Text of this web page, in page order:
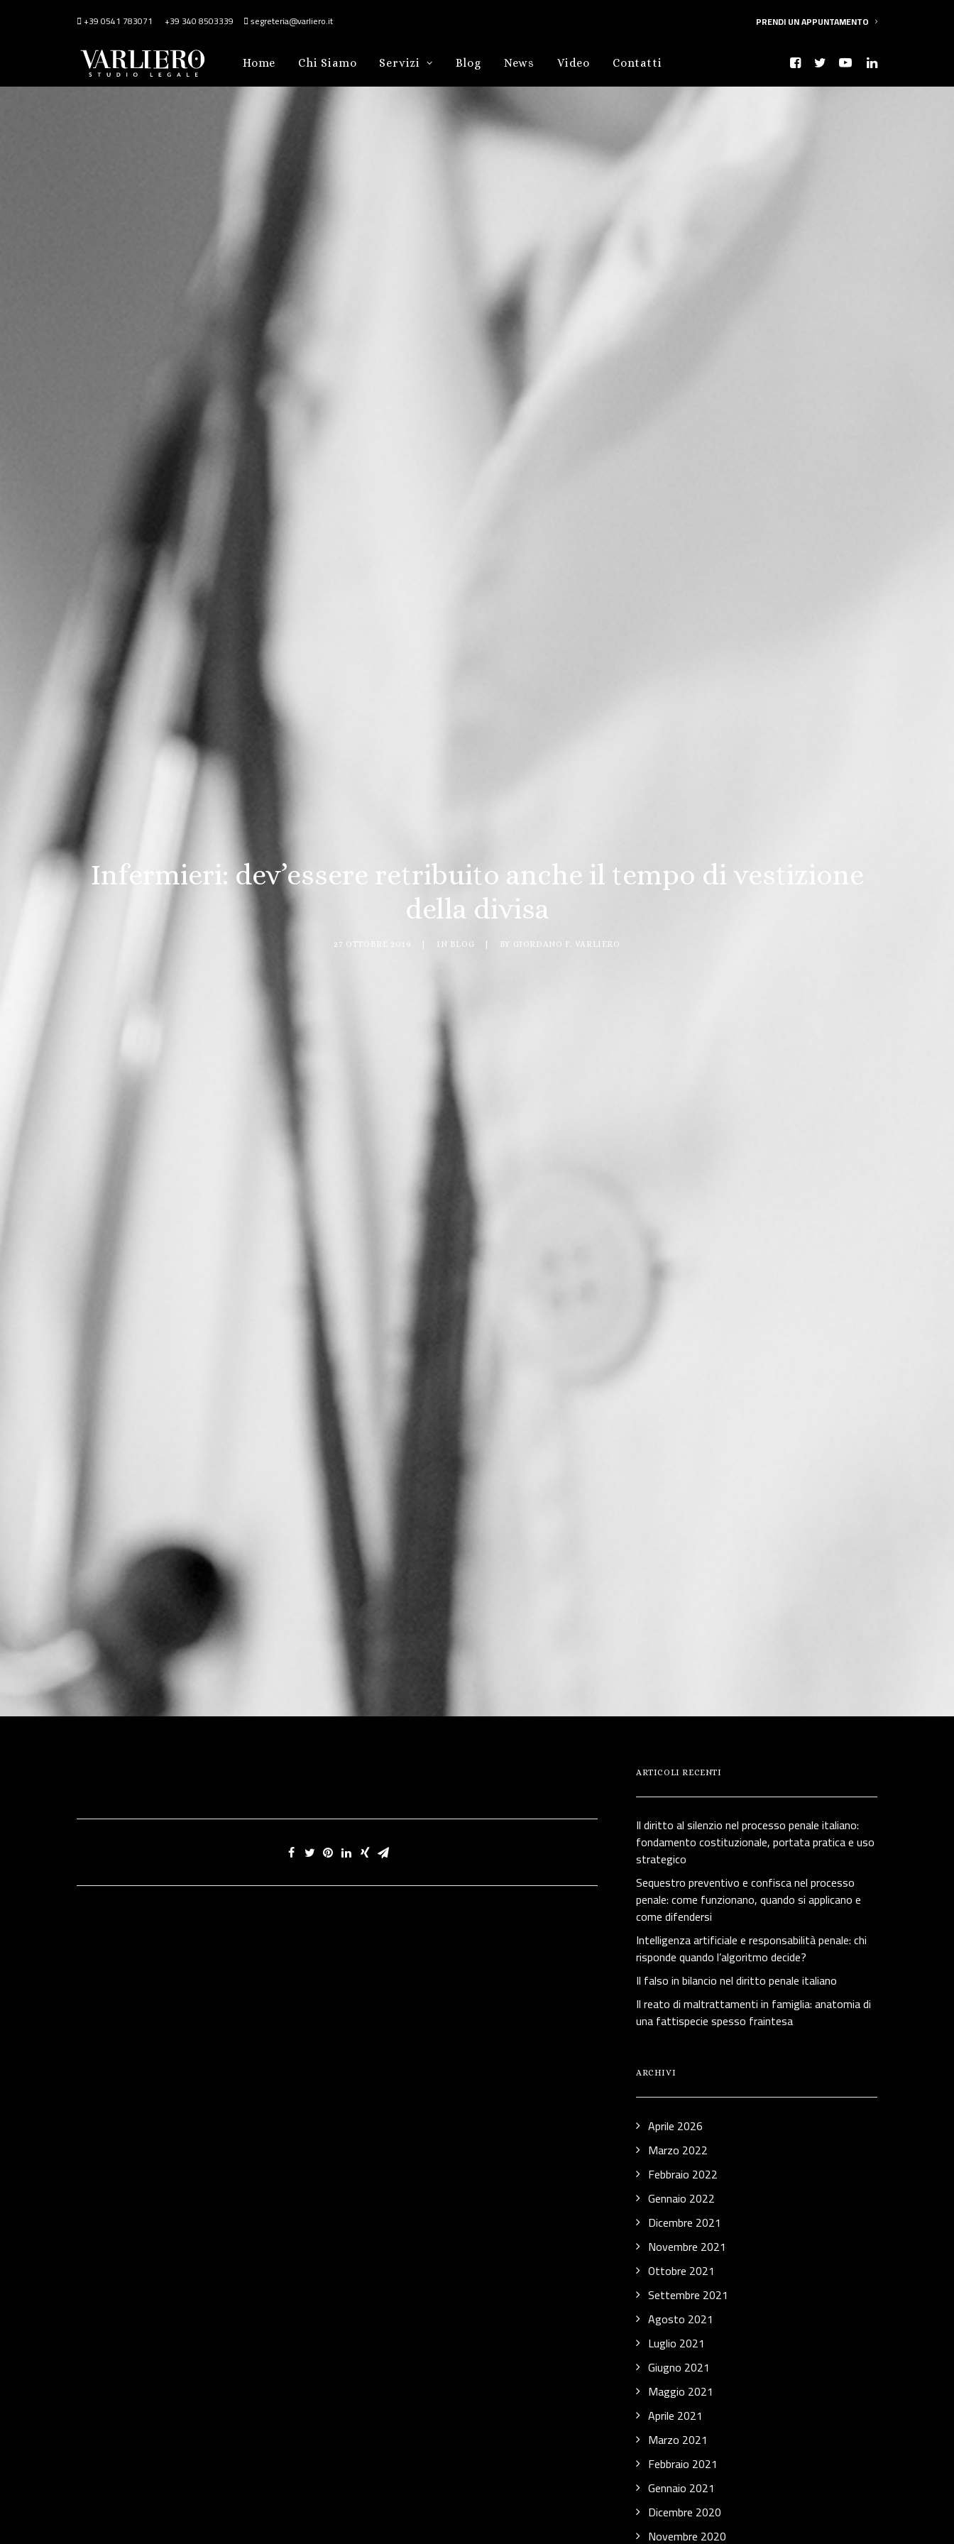
+39 0541 783071 +39 340 8503339 segreteria@varliero.it PRENDI UN APPUNTAMENTO
Home Chi Siamo Servizi Blog News Video Contatti
Infermieri: dev’essere retribuito anche il tempo di vestizione
della divisa
27 OTTOBRE 2019 IN BLOG BY GIORDANO F. VARLIERO
ARTICOLI RECENTI
Il diritto al silenzio nel processo penale italiano:
fondamento costituzionale, portata pratica e uso
strategico
Sequestro preventivo e confisca nel processo
penale: come funzionano, quando si applicano e
come difendersi
Intelligenza artificiale e responsabilità penale: chi
risponde quando l’algoritmo decide?
Il falso in bilancio nel diritto penale italiano
Il reato di maltrattamenti in famiglia: anatomia di
una fattispecie spesso fraintesa
ARCHIVI
Aprile 2026
Marzo 2022
Febbraio 2022
Gennaio 2022
Dicembre 2021
Novembre 2021
Ottobre 2021
Settembre 2021
Agosto 2021
Luglio 2021
Giugno 2021
Maggio 2021
Aprile 2021
Marzo 2021
Febbraio 2021
Gennaio 2021
Dicembre 2020
Novembre 2020